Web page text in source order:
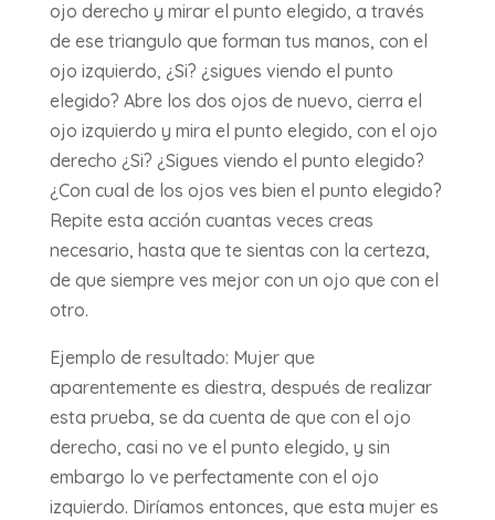
ojo derecho y mirar el punto elegido, a través
de ese triangulo que forman tus manos, con el
ojo izquierdo, ¿Si? ¿sigues viendo el punto
elegido? Abre los dos ojos de nuevo, cierra el
ojo izquierdo y mira el punto elegido, con el ojo
derecho ¿Si? ¿Sigues viendo el punto elegido?
¿Con cual de los ojos ves bien el punto elegido?
Repite esta acción cuantas veces creas
necesario, hasta que te sientas con la certeza,
de que siempre ves mejor con un ojo que con el
otro.
Ejemplo de resultado: Mujer que
aparentemente es diestra, después de realizar
esta prueba, se da cuenta de que con el ojo
derecho, casi no ve el punto elegido, y sin
embargo lo ve perfectamente con el ojo
izquierdo. Diríamos entonces, que esta mujer es